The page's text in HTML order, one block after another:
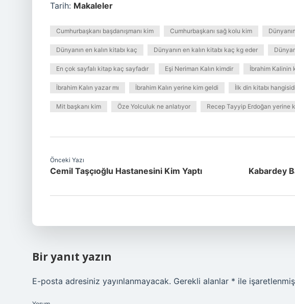
Tarih: Makaleler
Cumhurbaşkanı başdanışmanı kim Cumhurbaşkanı sağ kolu kim
Dünyanın en kalın kitabı kaç Dünyanın en kalın kitabı kaç kg eder
En çok sayfalı kitap kaç sayfadır Eşi Neriman Kalın kimdir İbrahim Kalinin
İbrahim Kalın yazar mı İbrahim Kalın yerine kim geldi İlk din kitabı
Mit başkanı kim Öze Yolculuk ne anlatıyor Recep Tayyip Erdoğan yerine
Önceki Yazı
Cemil Taşçıoğlu Hastanesini Kim Yaptı Kabardey
Bir yanıt yazın
E-posta adresiniz yayınlanmayacak. Gerekli alanlar * ile